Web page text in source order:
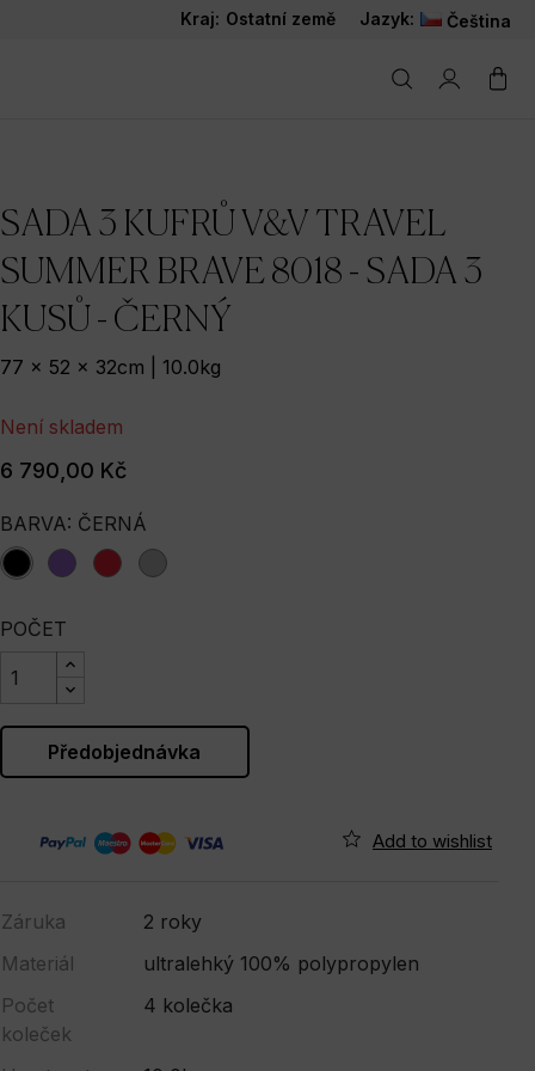
Kraj: Ostatní země Jazyk: Čeština
SADA 3 KUFRŮ V&V TRAVEL
SUMMER BRAVE 8018 - SADA 3
KUSŮ - ČERNÝ
77 x 52 x 32cm | 10.0kg
Není skladem
6 790,00 Kč
BARVA: ČERNÁ
blackpurplered silver
POČET
Předobjednávka
Záruka
2 roky
Materiál
ultralehký 100% polypropylen
Počet
koleček
4 kolečka